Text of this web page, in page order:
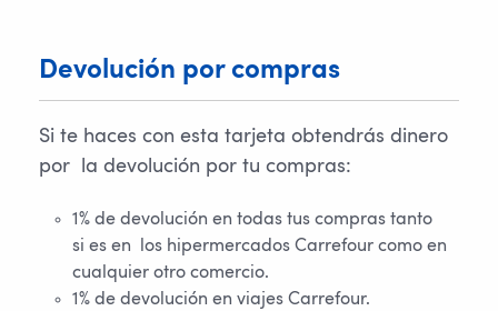
Devolución por compras
Si te haces con esta tarjeta obtendrás dinero
por la devolución por tu compras:
1% de devolución en todas tus compras tanto
si es en los hipermercados Carrefour como en
cualquier otro comercio.
1% de devolución en viajes Carrefour.